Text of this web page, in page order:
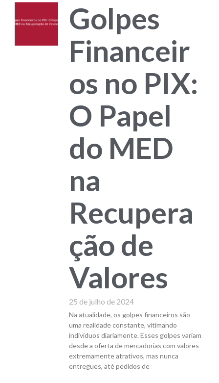
Golpes
Financeir
os no PIX:
O Papel
do MED
na
Recupera
ção de
Valores
25 de julho de 2024
Na atualidade, os golpes financeiros são
uma realidade constante, vitimando
indivíduos diariamente. Esses golpes variam
desde a oferta de mercadorias com valores
extremamente atrativos, mas nunca
entregues, até pedidos de